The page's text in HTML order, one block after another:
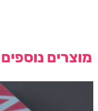
מוצרים נוספים